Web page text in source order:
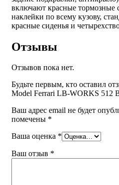
включают красные тормозные
наклейки по всему кузову,
красные сиденья и
Отзывы
Отзывов пока нет.
Будьте первым, кто оставил
Model Ferrari LB-WORKS 512
Ваш адрес email не будет
помечены *
Ваша оценка *
Ваш отзыв *